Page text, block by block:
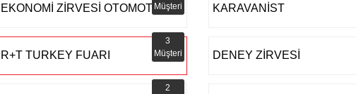
EKONOMİ ZİRVESİ OTOMOTİVMüşteri
KARAVANİST
R+T TURKEY FUARI
3
Müşteri
DENEY ZİRVESİ
2